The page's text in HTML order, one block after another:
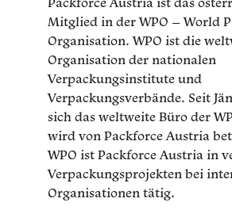
Mitglied in der WPO – World
Organisation. WPO ist die
Organisation der nationalen
Verpackungsinstitute und
Verpackungsverbände. Seit
sich das weltweite Büro der
wird von Packforce Austria
WPO ist Packforce Austria in
Verpackungsprojekten bei
Organisationen tätig.